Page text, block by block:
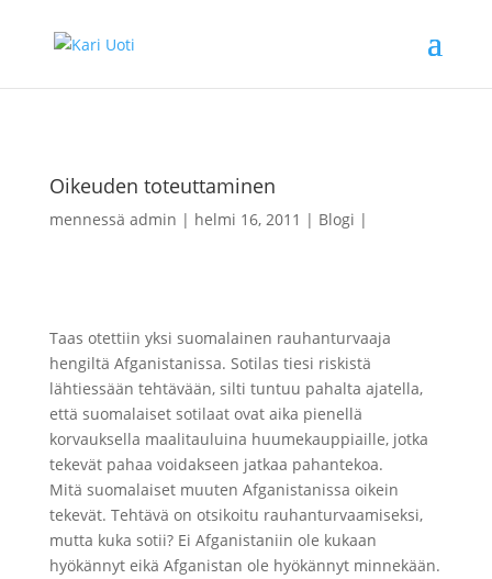
Oikeuden toteuttaminen
mennessä admin helmi 16, 2011 Blogi
Taas otettiin yksi suomalainen rauhanturvaaja
hengiltä Afganistanissa. Sotilas tiesi riskistä
lähtiessään tehtävään, silti tuntuu pahalta ajatella,
että suomalaiset sotilaat ovat aika pienellä
korvauksella maalitauluina huumekauppiaille, jotka
tekevät pahaa voidakseen jatkaa pahantekoa.
Mitä suomalaiset muuten Afganistanissa oikein
tekevät. Tehtävä on otsikoitu rauhanturvaamiseksi,
mutta kuka sotii? Ei Afganistaniin ole kukaan
hyökännyt eikä Afganistan ole hyökännyt minnekään.